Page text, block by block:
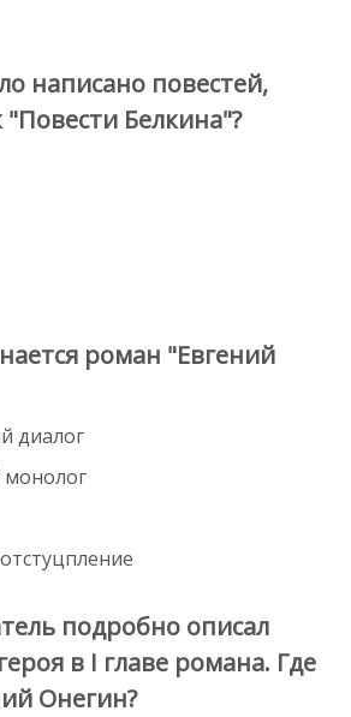
написано повестей,
"Повести Белкина"?
роман "Евгений
диалог
монолог
подробно описал
в I главе романа. Где
Онегин?